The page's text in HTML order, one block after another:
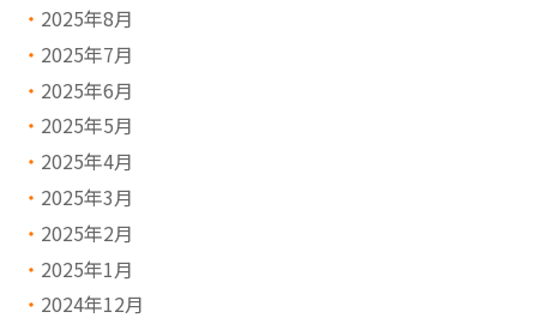
2025年8月
2025年7月
2025年6月
2025年5月
2025年4月
2025年3月
2025年2月
2025年1月
2024年12月